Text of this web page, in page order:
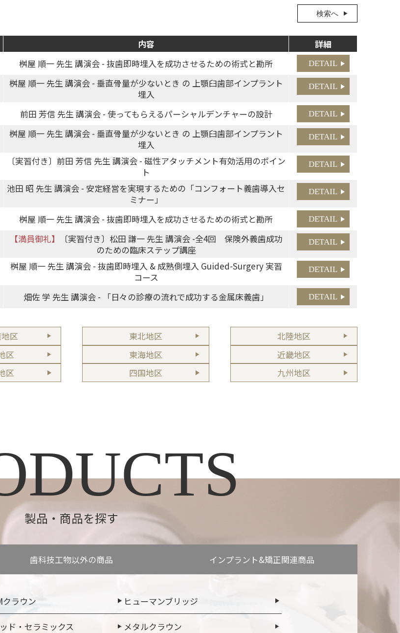
検索へ
内容
詳細
桝屋 順一 先生 講演会 - 抜歯即時埋入を成功させるための術式と勘所 DETAIL
桝屋 順一 先生 講演会 - 垂直骨量が少ないとき の 上顎臼歯部インプラント
埋入
DETAIL
前田 芳信 先生 講演会 - 使ってもらえるパーシャルデンチャーの設計 DETAIL
桝屋 順一 先生 講演会 - 垂直骨量が少ないとき の 上顎臼歯部インプラント
埋入
DETAIL
〔実習付き〕前田 芳信 先生 講演会 - 磁性アタッチメント有効活用のポイン
ト
DETAIL
池田 昭 先生 講演会 - 安定経営を実現するための「コンフォート義歯導入セ
ミナー」
DETAIL
桝屋 順一 先生 講演会 - 抜歯即時埋入を成功させるための術式と勘所 DETAIL
【満員御礼】
〔実習付き〕松田 謙一 先生 講演会 -全4回 保険外義歯成功
のための臨床ステップ講座
DETAIL
桝屋 順一 先生 講演会 - 抜歯即時埋入 & 成熟側埋入 Guided-Surgery 実習
コース
DETAIL
畑佐 学 先生 講演会 - 「日々の診療の流れで成功する金属床義歯」 DETAIL
区 東北地区
北陸地区
区
東海地区
近畿地区
区
四国地区 九州地区
製品・商品を探す
歯科技工物以外の商品 インプラント&矯正関連商品
クラウン ヒューマンブリッジ
ド・セラミックス メタルクラウン